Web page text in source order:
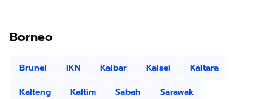
Borneo
Brunei IKN Kalbar Kalsel
Kaltara
Kalteng
Kaltim Sabah Sarawak